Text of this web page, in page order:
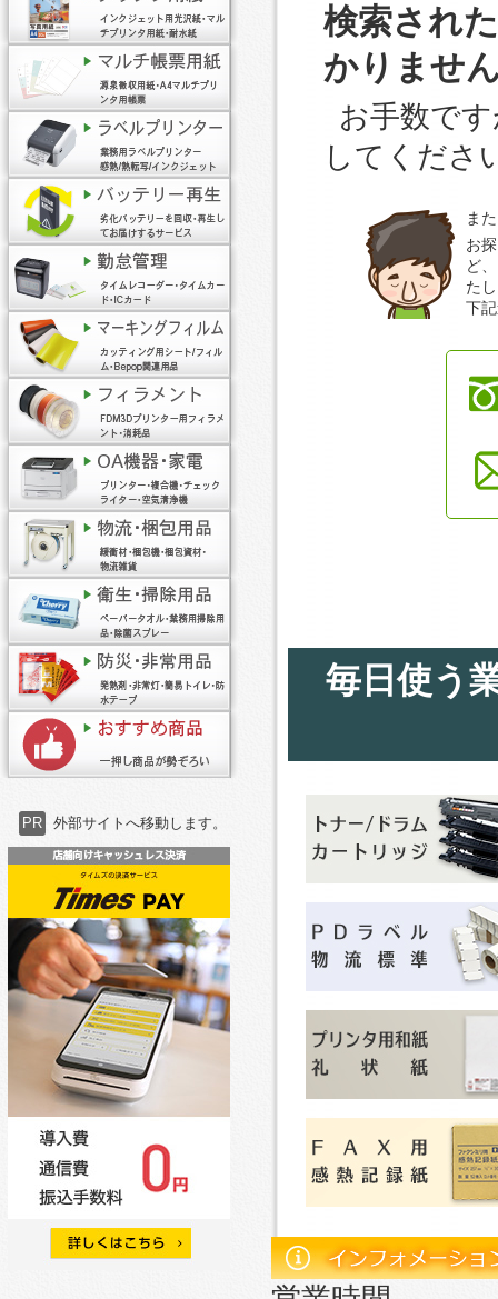
PR 外部サイトへ移動します。
検索され
かりませ
お手数で
してくださ
ま
お
ど
た
下
毎日使う